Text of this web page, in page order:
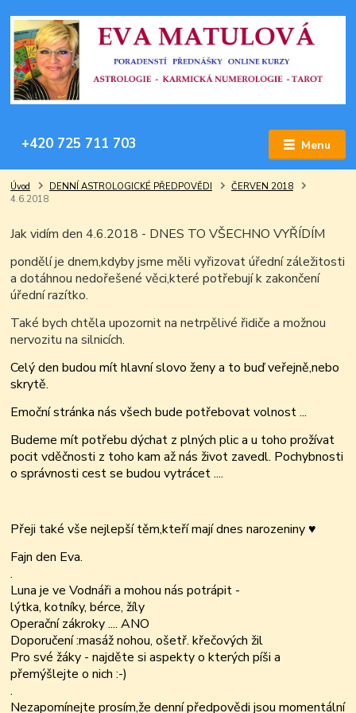
Menu
+420 725 711 703
Úvod DENNÍ ASTROLOGICKÉ PŘEDPOVĚDI
ČERVEN 2018
4.6.2018
Jak vidím den 4.6.2018 - DNES TO VŠECHNO VYŘÍDÍM
pondělí je dnem,kdyby jsme měli vyřizovat úřední záležitosti
a dotáhnou nedořešené věci,které potřebují k zakončení
úřední razítko.
Také bych chtěla upozornit na netrpělivé řidiče a možnou
nervozitu na silnicích.
Celý den budou mít hlavní slovo ženy a to buď veřejně,nebo
skrytě.
Emoční stránka nás všech bude potřebovat volnost ...
Budeme mít potřebu dýchat z plných plic a u toho prožívat
pocit vděčnosti z toho kam až nás život zavedl. Pochybnosti
o správnosti cest se budou vytrácet ....
Přeji také vše nejlepší těm,kteří mají dnes narozeniny♥
Fajn den Eva.
.
Luna je ve Vodnáři a mohou nás potrápit -
lýtka, kotníky, bérce, žíly
Operační zákroky .... ANO
Doporučení :masáž nohou, ošetř. křečových žil
Pro své žáky - najděte si aspekty o kterých píši a
přemýšlejte o nich :-)
.
Nezapomínejte prosím,že denní předpovědi jsou momentální